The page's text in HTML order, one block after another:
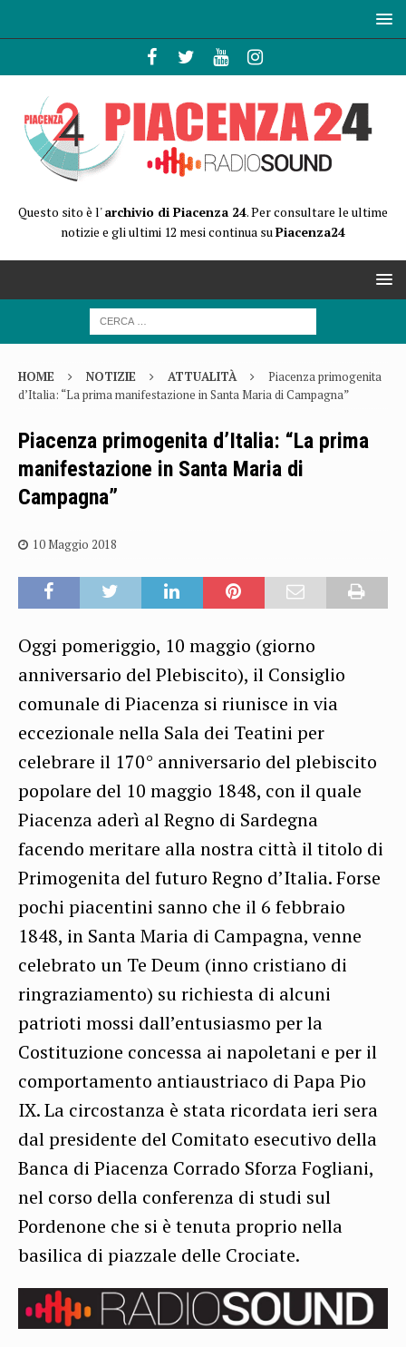
Questo sito è l'archivio di Piacenza 24. Per consultare le ultime
notizie e gli ultimi 12 mesi continua suPiacenza24
HOME NOTIZIE ATTUALITÀ
Piacenza primogenita
d’Italia: “La prima manifestazione in Santa Maria di Campagna”
Piacenza primogenita d’Italia: “La prima
manifestazione in Santa Maria di
Campagna”
10 Maggio 2018
Oggi pomeriggio, 10 maggio (giorno
anniversario del Plebiscito), il Consiglio
comunale di Piacenza si riunisce in via
eccezionale nella Sala dei Teatini per
celebrare il 170° anniversario del plebiscito
popolare del 10 maggio 1848, con il quale
Piacenza aderì al Regno di Sardegna
facendo meritare alla nostra città il titolo di
Primogenita del futuro Regno d’Italia. Forse
pochi piacentini sanno che il 6 febbraio
1848, in Santa Maria di Campagna, venne
celebrato un Te Deum (inno cristiano di
ringraziamento) su richiesta di alcuni
patrioti mossi dall’entusiasmo per la
Costituzione concessa ai napoletani e per il
comportamento antiaustriaco di Papa Pio
IX. La circostanza è stata ricordata ieri sera
dal presidente del Comitato esecutivo della
Banca di Piacenza Corrado Sforza Fogliani,
nel corso della conferenza di studi sul
Pordenone che si è tenuta proprio nella
basilica di piazzale delle Crociate.